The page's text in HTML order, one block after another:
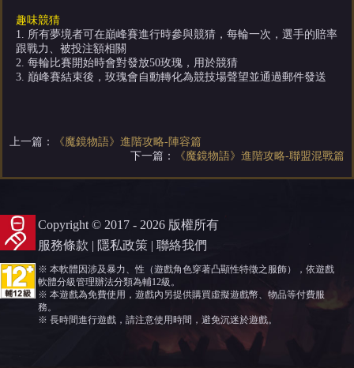
趣味競猜
1. 所有夢境者可在巔峰賽進行時參與競猜，每輪一次，選手的賠率
跟戰力、被投注額相關
2. 每輪比賽開始時會對發放50玫瑰，用於競猜
3. 巔峰賽結束後，玫瑰會自動轉化為競技場聲望並通過郵件發送
上一篇：
《魔鏡物語》進階攻略-陣容篇
下一篇：
《魔鏡物語》進階攻略-聯盟混戰篇
Copyright © 2017 - 2026 版權所有
服務條款 | 隱私政策 | 聯絡我們
※ 本軟體因涉及暴力、性（遊戲角色穿著凸顯性特徵之服飾），依遊戲
軟體分級管理辦法分類為輔12級。
※ 本遊戲為免費使用，遊戲內另提供購買虛擬遊戲幣、物品等付費服
務。
※ 長時間進行遊戲，請注意使用時間，避免沉迷於遊戲。